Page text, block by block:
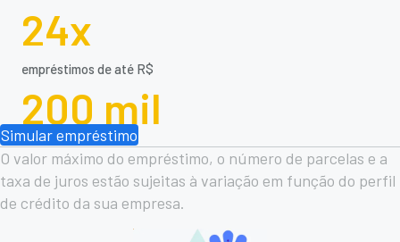
24x
empréstimos de até R$
200 mil
Simular empréstimo
O valor máximo do empréstimo, o número de parcelas e a
taxa de juros estão sujeitas à variação em função do perfil
de crédito da sua empresa.